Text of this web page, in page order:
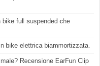
bike full suspended che
bike elettrica biammortizzata.
Recensione EarFun Clip